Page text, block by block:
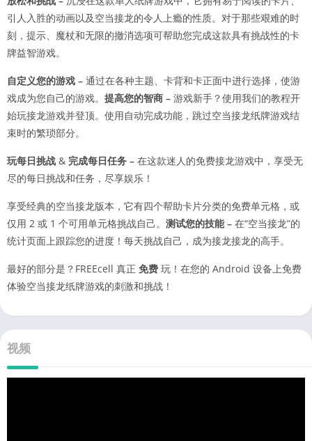
引人入胜的动画以及空当接龙的令人上瘾的性质。对于那些艰难的时
刻，提示、魔杖和无限的撤消选项可帮助您完成这款具有挑战性的卡
牌益智游戏。
自定义您的游戏 – 通过在各种主题、卡背和卡正面中进行选择，使游
戏成为您自己的游戏。 提高您的智商 – 游戏新手？使用我们的教程开
始玩接龙游戏并登顶。使用自动完成功能，跳过空当接龙纸牌游戏结
束时的繁琐部分。
玩每日挑战 & 完成每日任务 – 在这款迷人的免费接龙游戏中，享受无
尽的每日挑战和任务，尽享娱乐！
享受经典的空当接龙版本，它有四个帮助卡片分类的免费单元格，或
仅用 2 或 1 个可用单元格挑战自己。 测试您的技能 – 在“空当接龙”的
统计页面上跟踪您的进度！每天挑战自己，成为接龙接龙的高手。
最好的部分是？FREEcell 真正 免费 玩！在您的 Android 设备上免费
体验空当接龙纸牌游戏的刺激和挑战！
视频